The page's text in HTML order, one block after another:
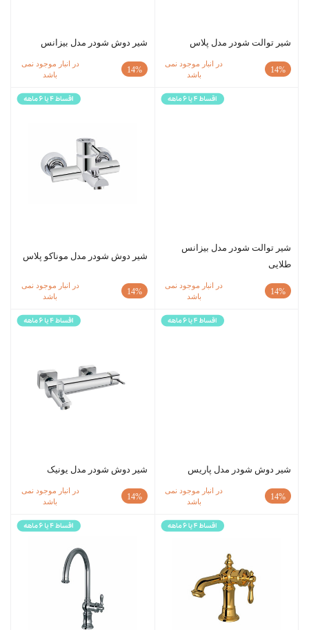
شیر توالت شودر مدل پلاس
14%
در انبار موجود نمی
باشد
شیر دوش شودر مدل بیزانس
14%
در انبار موجود نمی
باشد
شیر توالت شودر مدل بیزانس
طلایی
14%
در انبار موجود نمی
باشد
شیر دوش شودر مدل موناکو پلاس
14%
در انبار موجود نمی
باشد
شیر دوش شودر مدل پاریس
14%
در انبار موجود نمی
باشد
شیر دوش شودر مدل یونیک
14%
در انبار موجود نمی
باشد